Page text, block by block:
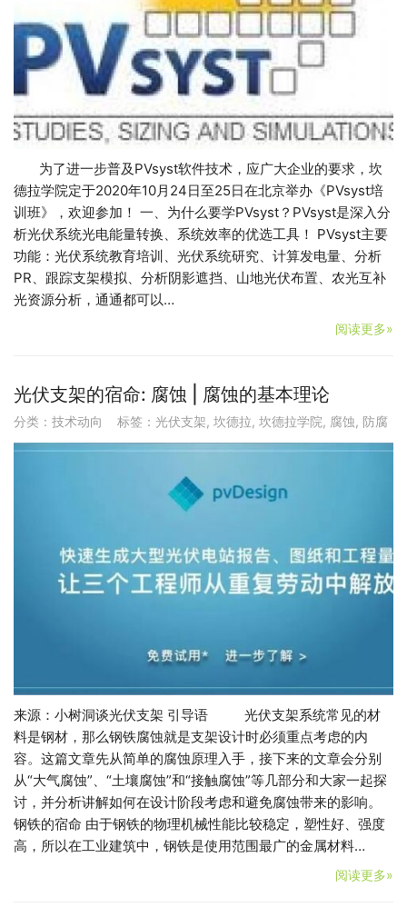
为了进一步普及PVsyst软件技术，应广大企业的要求，坎
德拉学院定于2020年10月24日至25日在北京举办《PVsyst培
训班》，欢迎参加！ 一、为什么要学PVsyst？PVsyst是深入分
析光伏系统光电能量转换、系统效率的优选工具！ PVsyst主要
功能：光伏系统教育培训、光伏系统研究、计算发电量、分析
PR、跟踪支架模拟、分析阴影遮挡、山地光伏布置、农光互补
光资源分析，通通都可以…
阅读更多»
光伏支架的宿命: 腐蚀 | 腐蚀的基本理论
分类： 技术动向 标签： 光伏支架, 坎德拉, 坎德拉学院, 腐蚀, 防腐
来源：小树洞谈光伏支架 引导语 光伏支架系统常见的材
料是钢材，那么钢铁腐蚀就是支架设计时必须重点考虑的内
容。这篇文章先从简单的腐蚀原理入手，接下来的文章会分别
从“大气腐蚀”、“土壤腐蚀”和“接触腐蚀”等几部分和大家一起探
讨，并分析讲解如何在设计阶段考虑和避免腐蚀带来的影响。
钢铁的宿命 由于钢铁的物理机械性能比较稳定，塑性好、强度
高，所以在工业建筑中，钢铁是使用范围最广的金属材料…
阅读更多»